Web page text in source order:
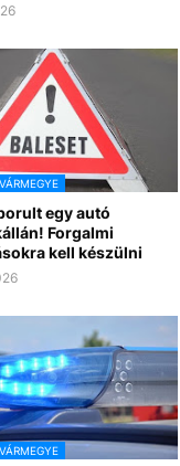
egy autó
Forgalmi
kell készülni